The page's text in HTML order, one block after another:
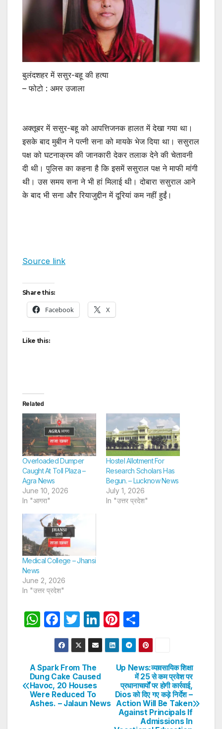
बुलंदशहर में ससुर-बहू की हत्या
– फोटो : अमर उजाला
अक्तूबर में ससुर-बहू को आपत्तिजनक हालत में देखा गया था।
इसके बाद मुबीन ने पत्नी सना को मायके भेज दिया था। ससुराल
पक्ष को घटनाक्रम की जानकारी देकर तलाक देने की चेतावनी
दी थी। पुलिस का कहना है कि इसमें ससुराल पक्ष ने माफी मांगी
थी। उस समय सना ने भी हां मिलाई थी। दोबारा ससुराल आने
के बाद भी सना और रियाजुद्दीन में दूरियां कम नहीं हुईं।
Source link
Share this:
Facebook X
Like this:
Related
Overloaded Dumper
Caught At Toll Plaza –
Agra News
June 10, 2026
In "आगरा"
Hostel Allotment For
Research Scholars Has
Begun. – Lucknow News
July 1, 2026
In "उत्तर प्रदेश"
Medical College – Jhansi
News
June 2, 2026
In "उत्तर प्रदेश"
W
s
A
p
F
a
c
e
b
o
T
w
itt
er
Li
n
k
dI
n
Pi
nt
er
e
st
h
ar
e
Post
navigation
Up News:व्यावसायिक शिक्षा
में 25 से कम प्रवेश पर
प्रधानाचार्यों पर होगी कार्रवाई,
Dios को दिए गए कड़े निर्देश –
Action Will Be Taken
Against Principals If
Admissions In
A Spark From The
Dung Cake Caused
Havoc, 20 Houses
Were Reduced To
Ashes. – Jalaun News